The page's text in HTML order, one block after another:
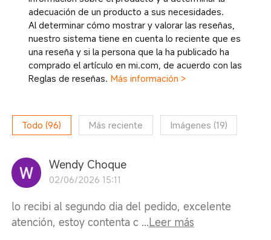
adecuación de un producto a sus necesidades.
Al determinar cómo mostrar y valorar las reseñas,
nuestro sistema tiene en cuenta lo reciente que es
una reseña y si la persona que la ha publicado ha
comprado el artículo en mi.com, de acuerdo con las
Reglas de reseñas. Más información >
Todo (96) Más reciente Imágenes (19)
Wendy Choque
02/06/2026 15:11
lo recibi al segundo dia del pedido, excelente
atención, estoy contenta c ...Leer más